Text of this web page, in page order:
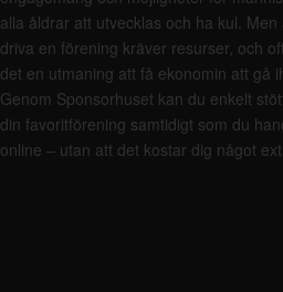
alla åldrar att utvecklas och ha kul. Men
driva en förening kräver resurser, och
det en utmaning att få ekonomin att gå
Genom Sponsorhuset kan du enkelt
din favoritförening samtidigt som du
online – utan att det kostar dig något